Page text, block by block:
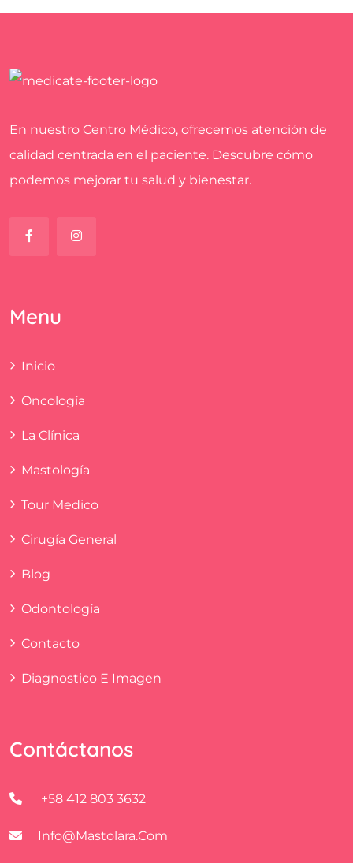
En nuestro Centro Médico, ofrecemos atención de
calidad centrada en el paciente. Descubre cómo
podemos mejorar tu salud y bienestar.
Menu
Inicio
Oncología
La Clínica
Mastología
Tour Medico
Cirugía General
Blog
Odontología
Contacto
Diagnostico E Imagen
Contáctanos
+58 412 803 3632
Info@mastolara.com